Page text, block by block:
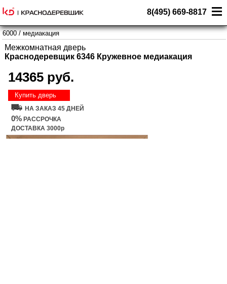
8(495) 669-8817
6000 / медиакация
Межкомнатная дверь
Краснодеревщик 6346 Кружевное медиакация
14365 руб.
Купить дверь
НА ЗАКАЗ 45 ДНЕЙ
0% РАССРОЧКА
ДОСТАВКА 3000р